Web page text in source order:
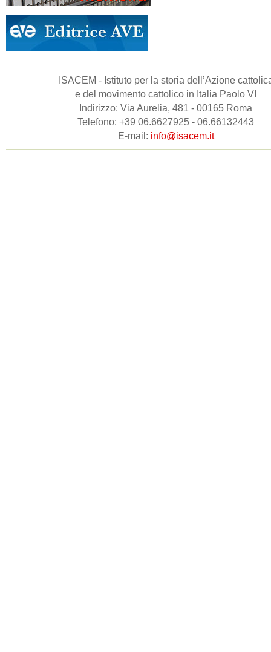
ISACEM - Istituto per la storia dell’Azione
e del movimento cattolico in Italia Paolo VI
Indirizzo: Via Aurelia, 481 - 00165 Roma
Telefono: +39 06.6627925 - 06.66132443
E-mail: info@isacem.it